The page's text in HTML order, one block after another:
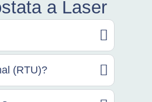
a Laser
(RTU)?